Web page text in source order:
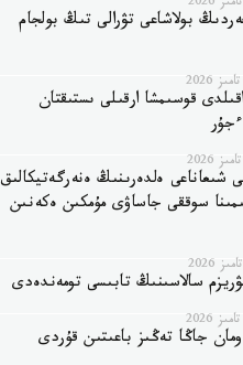
بولاشاعى تۋرالى تىڭ بولجام
قوسىمشا ارقىلى ىستىقتان
شىعاناعى ەلدەرىنىڭ ەنەرگەتيكالىق
سوققى جاساۋى مۇمكىن ەكەنىن
سالاسىنىڭ تابىسى تومەندەدى
جاڭا تەڭىز باعىتىن قۇردى